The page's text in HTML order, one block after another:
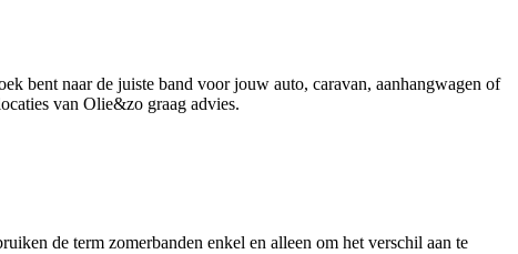
bent naar de juiste band voor jouw auto, caravan, aanhangwagen of
van Olie&zo graag advies.
de term zomerbanden enkel en alleen om het verschil aan te